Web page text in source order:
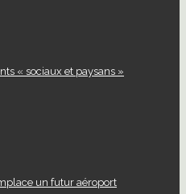
« sociaux et paysans »
un futur aéroport